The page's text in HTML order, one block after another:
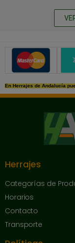
En Herrajes de Andalucía
Herrajes
Categorías de
Horarios
Contacto
Transporte